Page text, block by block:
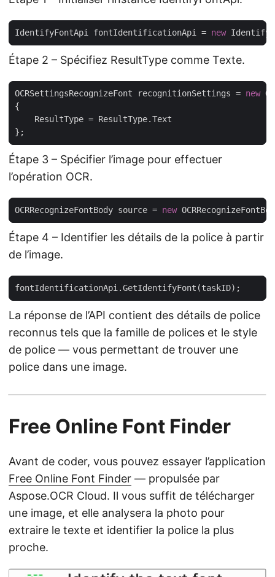
IdentifyFontApi fontIdentificationApi = new
Étape 2 – Spécifiez ResultType comme Texte.
OCRSettingsRecognizeFont recognitionSettings = new
Étape 3 – Spécifier l’image pour effectuer
l’opération OCR.
OCRRecognizeFontBody source = new
Étape 4 – Identifier les détails de la police à partir
de l’image.
La réponse de l’API contient des détails de police
reconnus tels que la famille de polices et le style
de police — vous permettant de trouver une
police dans une image.
Free Online Font Finder
Avant de coder, vous pouvez essayer l’application
Free Online Font Finder — propulsée par
Aspose.OCR Cloud. Il vous suffit de télécharger
une image, et elle analysera la photo pour
extraire le texte et identifier la police la plus
proche.